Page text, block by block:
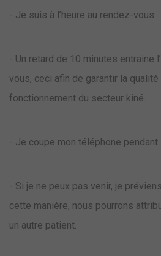
- Je suis à l’heure au rendez-vous.
- Un retard de 10 minutes entraine
vous, ceci afin de garantir la
fonctionnement du secteur kiné.
- Je coupe mon téléphone pendant
- Si je ne peux pas venir, je préviens
cette manière, nous pourrons
un autre patient.